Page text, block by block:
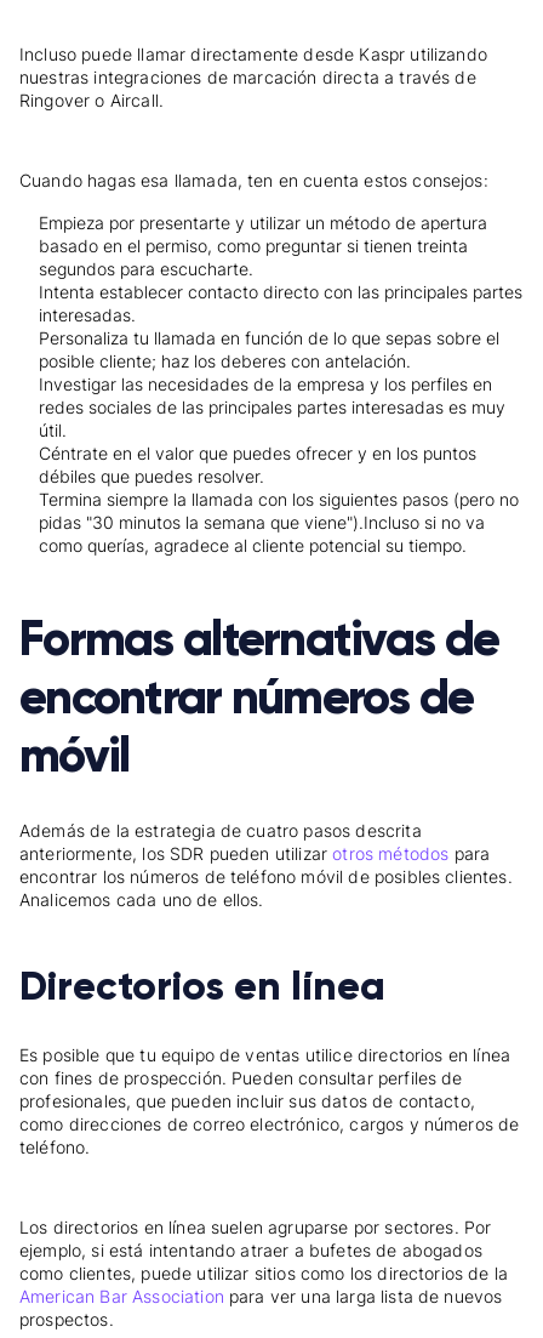
Incluso puede llamar directamente desde Kaspr utilizando
nuestras integraciones de marcación directa a través de
Ringover o Aircall.
Cuando hagas esa llamada, ten en cuenta estos consejos:
Empieza por presentarte y utilizar un método de apertura
basado en el permiso, como preguntar si tienen treinta
segundos para escucharte.
Intenta establecer contacto directo con las principales partes
interesadas.
Personaliza tu llamada en función de lo que sepas sobre el
posible cliente; haz los deberes con antelación.
Investigar las necesidades de la empresa y los perfiles en
redes sociales de las principales partes interesadas es muy
útil.
Céntrate en el valor que puedes ofrecer y en los puntos
débiles que puedes resolver.
Termina siempre la llamada con los siguientes pasos (pero no
pidas "30 minutos la semana que viene").Incluso si no va
como querías, agradece al cliente potencial su tiempo.
Formas alternativas de
encontrar números de
móvil
Además de la estrategia de cuatro pasos descrita
anteriormente, los SDR pueden utilizar otros métodos para
encontrar los números de teléfono móvil de posibles clientes.
Analicemos cada uno de ellos.
Directorios en línea
Es posible que tu equipo de ventas utilice directorios en línea
con fines de prospección. Pueden consultar perfiles de
profesionales, que pueden incluir sus datos de contacto,
como direcciones de correo electrónico, cargos y números de
teléfono.
Los directorios en línea suelen agruparse por sectores. Por
ejemplo, si está intentando atraer a bufetes de abogados
como clientes, puede utilizar sitios como los directorios de la
American Bar Association para ver una larga lista de nuevos
prospectos.